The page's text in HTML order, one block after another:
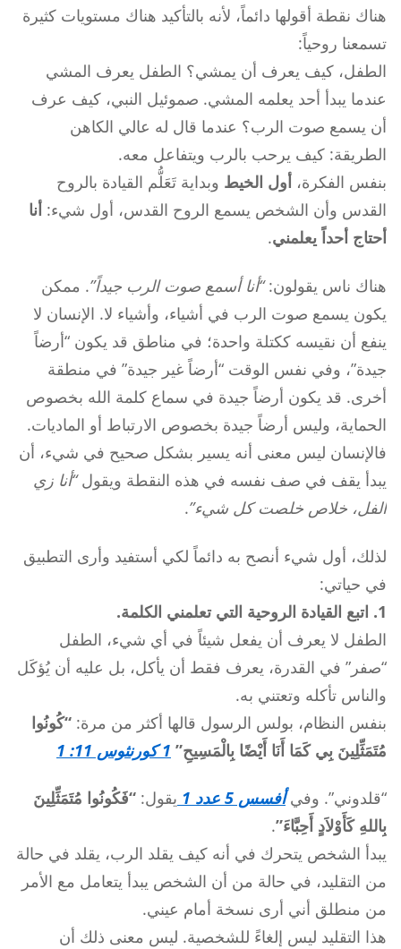
هناك نقطة أقولها دائماً، لأنه بالتأكيد هناك مستويات كثيرة
تسمعنا روحياً:
الطفل، كيف يعرف أن يمشي؟ الطفل يعرف المشي
عندما يبدأ أحد يعلمه المشي. صموئيل النبي، كيف عرف
أن يسمع صوت الرب؟ عندما قال له عالي الكاهن
الطريقة: كيف يرحب بالرب ويتفاعل معه.
بنفس الفكرة، أول الخيط وبداية تَعَلُّم القيادة بالروح
القدس وأن الشخص يسمع الروح القدس، أول شيء: أنا
أحتاج أحداً يعلمني.
هناك ناس يقولون:“أنا أسمع صوت الرب جيداً”. ممكن
يكون يسمع صوت الرب في أشياء، وأشياء لا. الإنسان لا
ينفع أن نقيسه ككتلة واحدة؛ في مناطق قد يكون “أرضاً
جيدة”، وفي نفس الوقت “أرضاً غير جيدة” في منطقة
أخرى. قد يكون أرضاً جيدة في سماع كلمة الله بخصوص
الحماية، وليس أرضاً جيدة بخصوص الارتباط أو الماديات.
فالإنسان ليس معنى أنه يسير بشكل صحيح في شيء، أن
يبدأ يقف في صف نفسه في هذه النقطة ويقول“أنا زي
الفل، خلاص خلصت كل شيء”.
لذلك، أول شيء أنصح به دائماً لكي أستفيد وأرى التطبيق
في حياتي:
1. اتبع القيادة الروحية التي تعلمني الكلمة.
الطفل لا يعرف أن يفعل شيئاً في أي شيء، الطفل
“صفر” في القدرة، يعرف فقط أن يأكل، بل عليه أن يُؤكَل
والناس تأكله وتعتني به.
بنفس النظام، بولس الرسول قالها أكثر من مرة: “كُونُوا
مُتَمَثِّلِينَ بِي كَمَا أَنَا أَيْضًا بِالْمَسِيحِ” 1 كورنثوس 11: 1
“قلدوني”. وفيأفسس 5 عدد 1 يقول: “فَكُونُوا مُتَمَثِّلِينَ
بِاللهِ كَأَوْلاَدٍ أَحِبَّاءَ”.
يبدأ الشخص يتحرك في أنه كيف يقلد الرب، يقلد في حالة
من التقليد، في حالة من أن الشخص يبدأ يتعامل مع الأمر
من منطلق أني أرى نسخة أمام عيني.
هذا التقليد ليس إلغاءً للشخصية. ليس معنى ذلك أن